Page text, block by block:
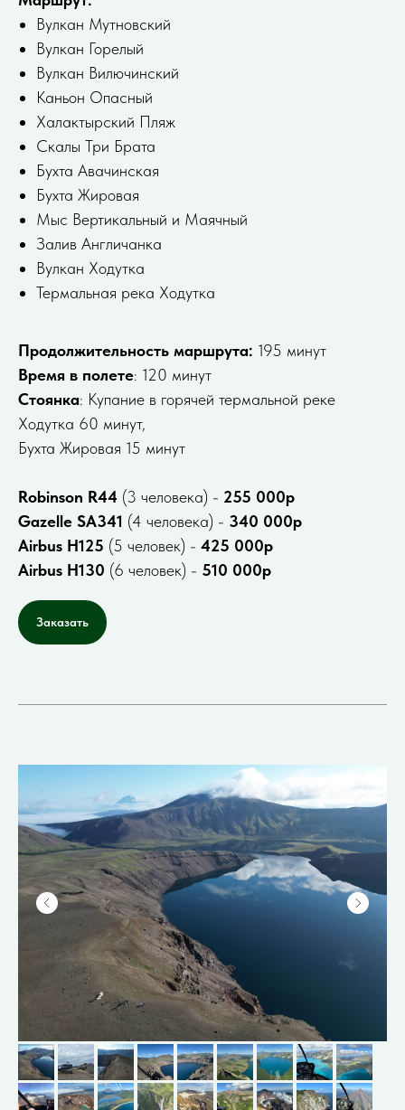
Вулкан Мутновский
Вулкан Горелый
Вулкан Вилючинский
Каньон Опасный
Халактырский Пляж
Скалы Три Брата
Бухта Авачинская
Бухта Жировая
Мыс Вертикальный и Маячный
Залив Англичанка
Вулкан Ходутка
Термальная река Ходутка
Продолжительность маршрута: 195 минут
Время в полете: 120 минут
Стоянка: Купание в горячей термальной реке
Ходутка 60 минут,
Бухта Жировая 15 минут
Robinson R44 (3 человека) - 255 000р
Gazelle SA341 (4 человека) - 340 000р
Airbus H125 (5 человек) - 425 000р
Airbus H130 (6 человек) - 510 000р
Заказать